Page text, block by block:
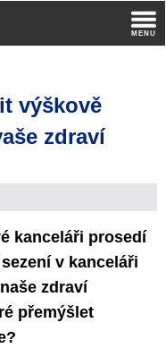
výškově
zdraví
kanceláři prosedí
v kanceláři
zdraví
přemýšlet